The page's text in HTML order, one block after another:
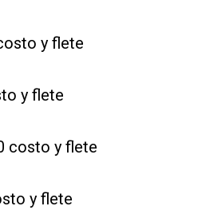
y flete
y flete
costo y flete
y flete